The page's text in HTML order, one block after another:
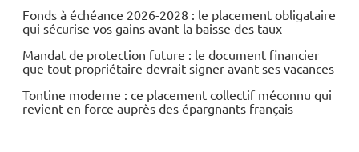
Fonds à échéance 2026-2028 : le placement obligataire
qui sécurise vos gains avant la baisse des taux
Mandat de protection future : le document financier
que tout propriétaire devrait signer avant ses vacances
Tontine moderne : ce placement collectif méconnu qui
revient en force auprès des épargnants français